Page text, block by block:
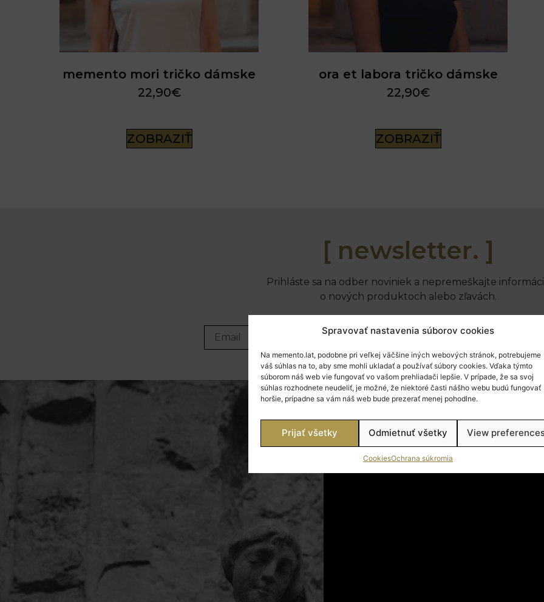
Spravovať nastavenia súborov cookies
Na memento.lat, podobne pri veľkej väčšine iných webových stránok, potrebujeme
váš súhlas na to, aby sme mohli ukladať a používať súbory cookies. Vďaka týmto
súborom náš web vie fungovať vo vašom prehliadači lepšie. V prípade, že sa svoj
súhlas rozhodnete neudeliť, je možné, že niektoré časti nášho webu budú fungovať
horšie, prípadne sa vám náš web bude prezerať menej pohodlne.
Prijať všetky Odmietnuť všetky View
CookiesOchrana súkromia
memento mori tričko dámske
22,90€
ZOBRAZIŤ
ora et labora tričko dámske
22,90€
ZOBRAZIŤ
[ newsletter. ]
Prihláste sa na odber noviniek a nepremeškajte
o nových produktoch alebo zľavách.